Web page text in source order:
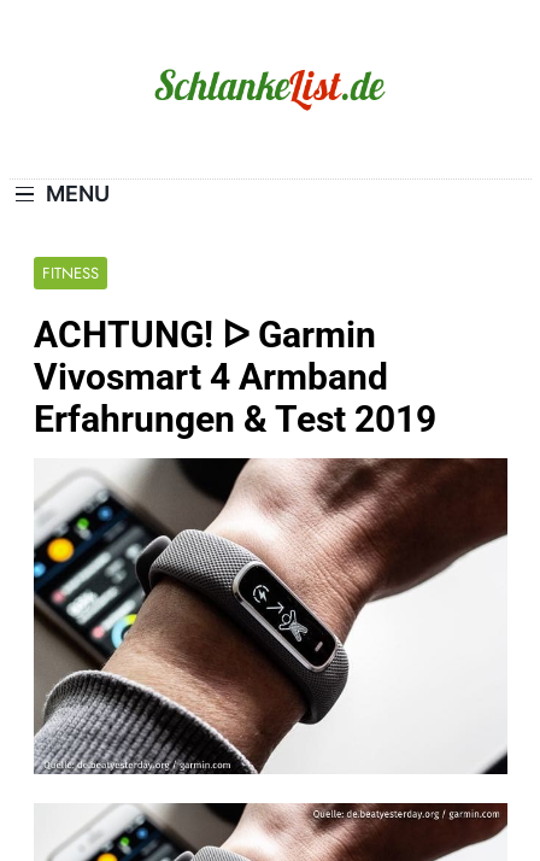
MENU
FITNESS
ACHTUNG! ᐅ Garmin
Vivosmart 4 Armband
Erfahrungen & Test 2019